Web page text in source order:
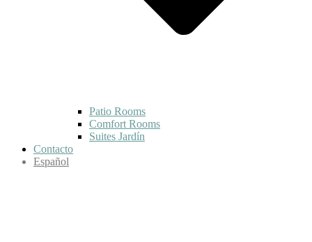
Patio Rooms
Comfort Rooms
Suites Jardín
Contacto
Español